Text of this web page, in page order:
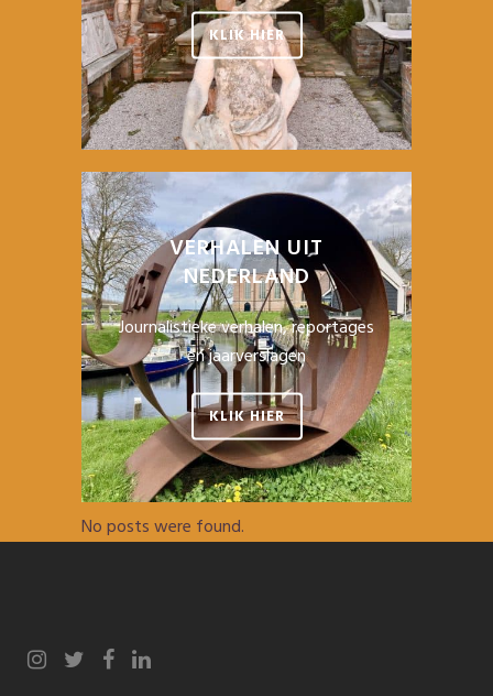
KLIK HIER
VERHALEN UIT
NEDERLAND
Journalistieke verhalen, reportages
en jaarverslagen
KLIK HIER
No posts were found.